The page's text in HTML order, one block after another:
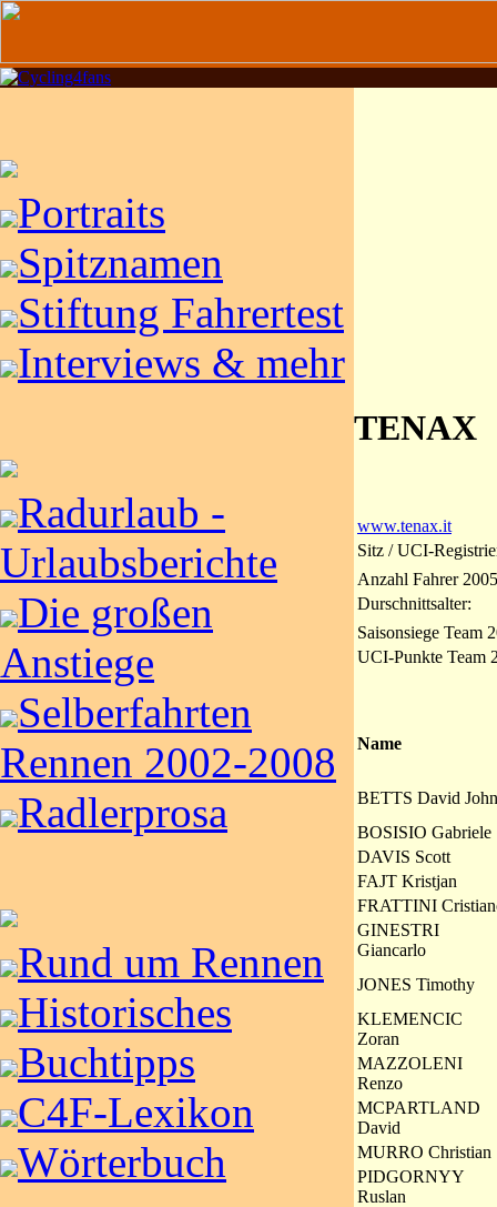
Portraits
Spitznamen
Stiftung Fahrertest
Interviews & mehr
Radurlaub -
Urlaubsberichte
Die großen
Anstiege
Selberfahrten
Rennen 2002-2008
Radlerprosa
Rund um Rennen
Historisches
Buchtipps
C4F-Lexikon
Wörterbuch
TENAX
www.tenax.it
Sitz / UCI-
Anzahl Fahrer
Durschnittsalter:
Saisonsiege Team
UCI-Punkte Team
Name
BETTS David John
BOSISIO Gabriele
DAVIS Scott
FAJT Kristjan
FRATTINI
GINESTRI
Giancarlo
JONES Timothy
KLEMENCIC
Zoran
MAZZOLENI
Renzo
MCPARTLAND
David
MURRO Christian
PIDGORNYY
Ruslan